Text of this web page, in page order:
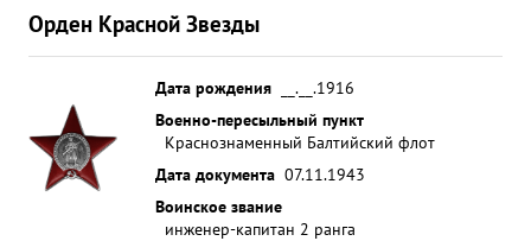
Орден Красной Звезды
Дата рождения
__.__.1916
Военно-пересыльный пункт
Краснознаменный Балтийский флот
Дата документа 07.11.1943
Воинское звание
инженер-капитан 2 ранга